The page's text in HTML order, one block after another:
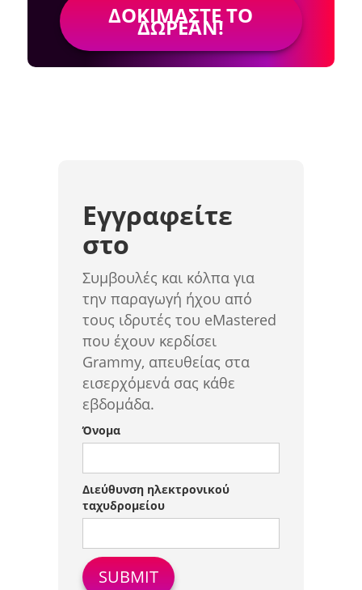
ΔΟΚΙΜΆΣΤΕ ΤΟ
ΔΩΡΕΆΝ!
Εγγραφείτε
στο
Συμβουλές και κόλπα για
την παραγωγή ήχου από
τους ιδρυτές του eMastered
που έχουν κερδίσει
Grammy, απευθείας στα
εισερχόμενά σας κάθε
εβδομάδα.
Όνομα
Διεύθυνση ηλεκτρονικού
ταχυδρομείου